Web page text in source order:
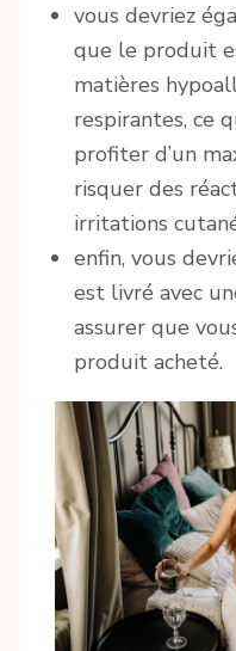
vous devriez
que le produit
matières
respirantes, ce
profiter d’un
risquer des
irritations
enfin, vous
est livré avec
assurer que
produit acheté.